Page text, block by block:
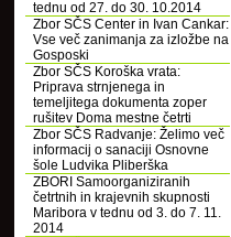
tednu od 27. do 30. 10.2014
Zbor SČS Center in Ivan Cankar:
Vse več zanimanja za izložbe na
Gosposki
Zbor SČS Koroška vrata:
Priprava strnjenega in
temeljitega dokumenta zoper
rušitev Doma mestne četrti
Zbor SČS Radvanje: Želimo več
informacij o sanaciji Osnovne
šole Ludvika Pliberška
ZBORI Samoorganiziranih
četrtnih in krajevnih skupnosti
Maribora v tednu od 3. do 7. 11.
2014